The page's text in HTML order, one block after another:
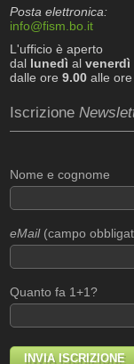
Posta elettronica:
info@fism.bo.it
L'ufficio è aperto
dal lunedì alvenerdì
dalle ore9.00 alle ore
Iscrizione
Nome e cognome
eMail(campo
Quanto fa 1+1?